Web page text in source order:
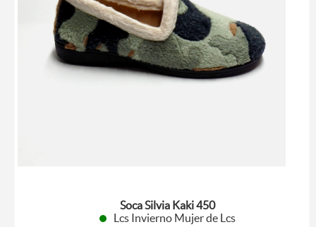
Soca Silvia Kaki 450
Lcs Invierno Mujer de Lcs